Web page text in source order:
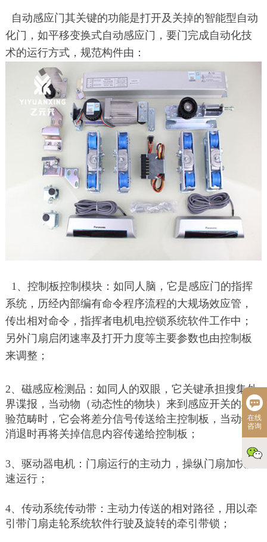
自动感应门其关键的功能是打开及关掉的智能型自动
化门，如平移变换式自动感应门，要门完成自动化技
术的运行方式，规范构件由：
1、控制板控制模块：如同人脑，它是感应门的指挥
系统，历经內部编有命令程序流程的大规场效应管，
传出相对命令，指挥者电机电控锁系统软件工作中；
另外门扇启闭速率及打开力度等主要参数也由控制板
来调整；
2、磁感应检测品：如同人的双眼，它关键承担搜集外
界谍报，当动物（动态性的物块）来到感应开关的检
验范畴时，它会将差分信号传送给主控制板，当动物
消退时再将关掉信息内容传递给控制板；
3、驱动器电机：门扇运行的主动力，操纵门扇加快降
速运行；
4、传动系统传动带：主动力传送的相对路径，用以牵
引带门扇走轮系统软件行驶及旋转的牵引带锁；
在线
咨询